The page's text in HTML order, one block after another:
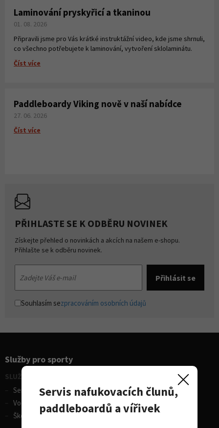
Laminování pryskyřicí a tkaninou
01. 08. 2026
Připravili jsme pro Vás krátké instruktážní video, kde jsme shrnuli,
co všechno potřebujete k laminování, vytvoření sklolaminátu.
Číst více
Paddleboardy Viking nově v naší nabídce
27. 06. 2026
Číst více
PŘIHLASTE SE K ODBĚRU NOVINEK
Získejte přehled o novinkách a akcích na našem e-shopu.
Přihlašte se k odběru novinek.
Souhlasím sezpracováním osobních údajů
Služby pro sporty
SLUŽBY - vodní sporty
Servis lodí a člunů
Vodácká půjčovna lodí
Škola eskymování
Servis nafukovacích člunů,
paddleboardů a vířivek